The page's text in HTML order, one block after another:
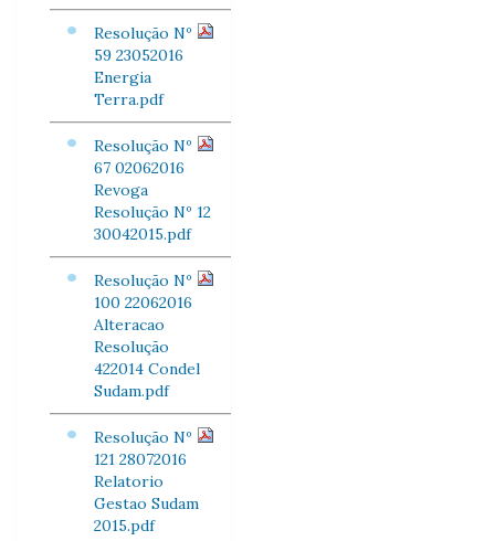
Resolução Nº
59 23052016
Energia
Terra.pdf
Resolução Nº
67 02062016
Revoga
Resolução Nº 12
30042015.pdf
Resolução Nº
100 22062016
Alteracao
Resolução
422014 Condel
Sudam.pdf
Resolução Nº
121 28072016
Relatorio
Gestao Sudam
2015.pdf